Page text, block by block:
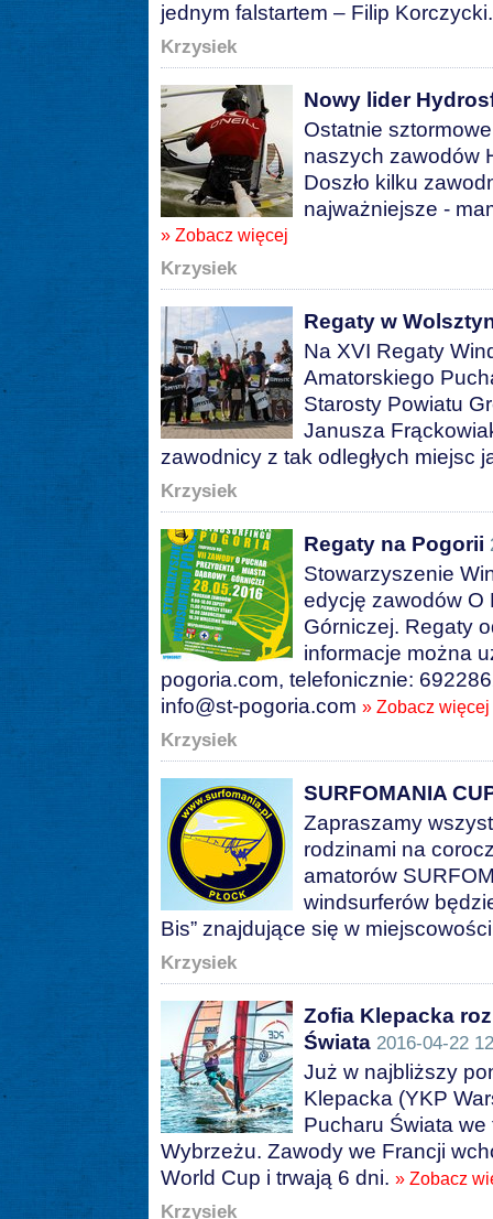
jednym falstartem – Filip
Krzysiek
Nowy lider
Ostatnie
naszych zawodów
Doszło kilku
najważniejsze -
» Zobacz więcej
Krzysiek
Regaty w
Na XVI Regaty
Amatorskiego
Starosty Powiatu
Janusza
zawodnicy z tak odległych miejsc
Krzysiek
Regaty na Pogorii
Stowarzyszenie
edycję zawodów O
Górniczej. Regaty
informacje można
pogoria.com, telefonicznie:
info@st-pogoria.com » Zobacz więcej
Krzysiek
SURFOMANIA
Zapraszamy
rodzinami na
amatorów
windsurferów
Bis” znajdujące się w
Krzysiek
Zofia Klepacka
Świata 2016-04-22
Już w najbliższy
Klepacka (YKP
Pucharu Świata
Wybrzeżu. Zawody we Francji
World Cup i trwają 6 dni. » Zobacz
Krzysiek